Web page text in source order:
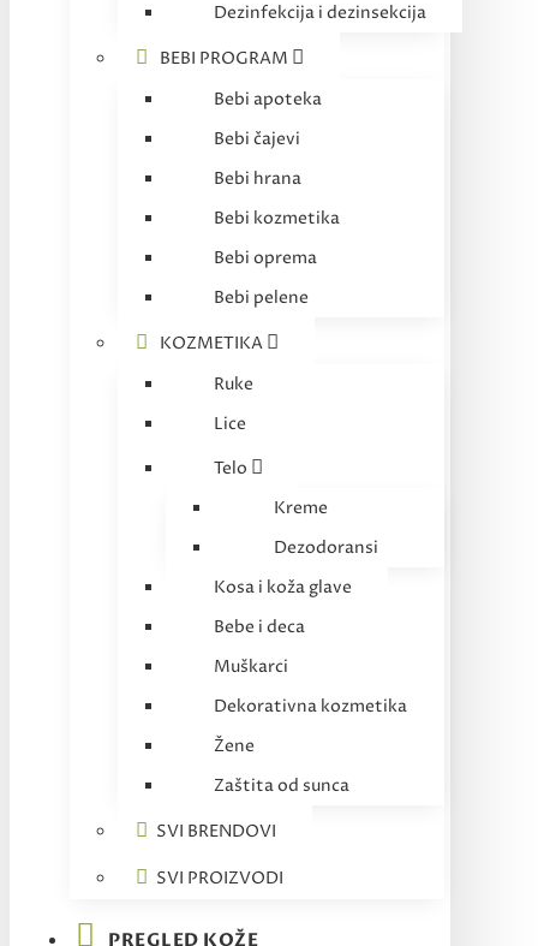
Dezinfekcija i dezinsekcija
BEBI PROGRAM
Bebi apoteka
Bebi čajevi
Bebi hrana
Bebi kozmetika
Bebi oprema
Bebi pelene
KOZMETIKA
Ruke
Lice
Telo
Kreme
Dezodoransi
Kosa i koža glave
Bebe i deca
Muškarci
Dekorativna kozmetika
Žene
Zaštita od sunca
SVI BRENDOVI
SVI PROIZVODI
PREGLED KOŽE